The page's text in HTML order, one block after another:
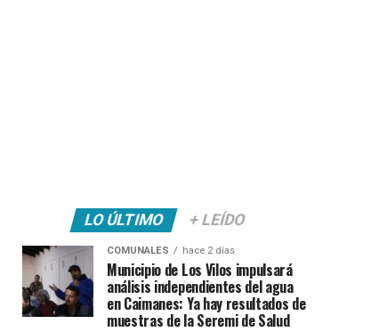
LO ÚLTIMO + LEÍDO
COMUNALES hace 2 días
Municipio de Los Vilos impulsará
análisis independientes del agua
en Caimanes: Ya hay resultados de
muestras de la Seremi de Salud